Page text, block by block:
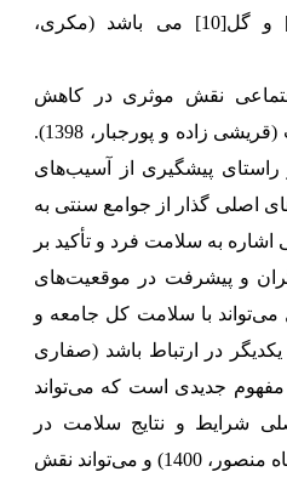
و گل[10] می باشد (مکری،
نقش موثری در کاهش
رفتارهای پرخطر داشته‌است (قریشی زاده و پورجبار، 1398).
پیشگیری از آسیب‌های
اصلی گذار از جوامع سنتی به
به سلامت فرد و تأکید بر
و پیشرفت در موقعیت‌های
می‌تواند با سلامت کل جامعه و
در ارتباط باشد (صفاری
مفهوم جدیدی است که می‌تواند
شرایط و نتایج سلامت در
مفهوم عام به حساب آید (سپاه منصور، 1400) و می‌تواند نقش